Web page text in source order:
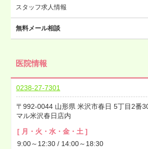
スタッフ求人情報
無料メール相談
医院情報
0238-27-7301
992-0044 山形県 米沢市春日 5丁目2番
マル米沢春日店内
[ 月・火・水・金・土 ]
9:00～12:30 / 14:00～18:30